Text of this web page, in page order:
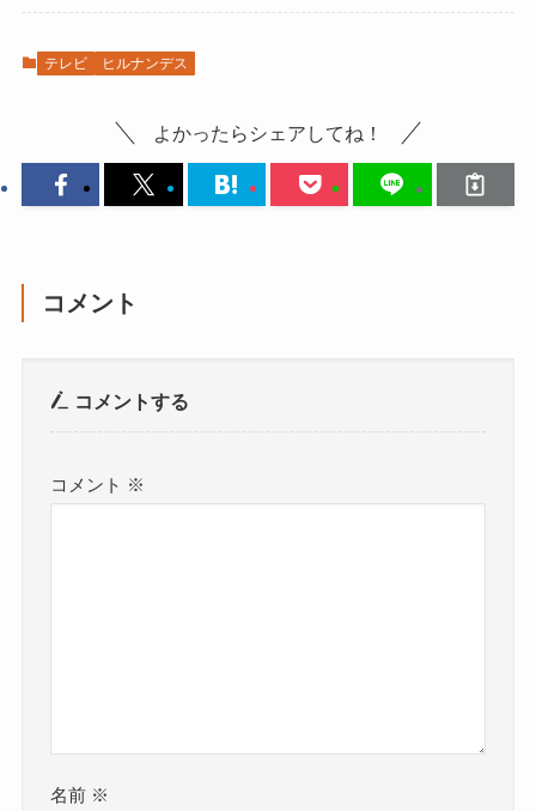
テレビ ヒルナンデス
よかったらシェアしてね！
コメント
コメントする
コメント ※
名前 ※